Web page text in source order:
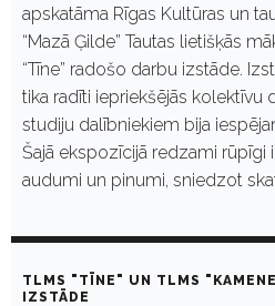
apskatāma Rīgas Kultūras un
“Mazā Ģilde” Tautas lietišķās
“Tīne” radošo darbu izstāde.
tika radīti iepriekšējās kolektīvu
studiju dalībniekiem bija
Šajā ekspozīcijā redzami rūpīgi
audumi un pinumi, sniedzot
TLMS "TĪNE" UN TLMS
IZSTĀDE